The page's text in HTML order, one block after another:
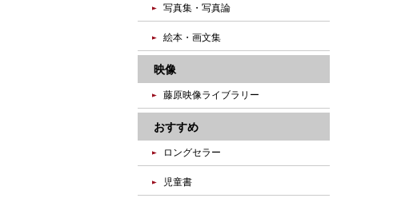
写真集・写真論
絵本・画文集
映像
藤原映像ライブラリー
おすすめ
ロングセラー
児童書